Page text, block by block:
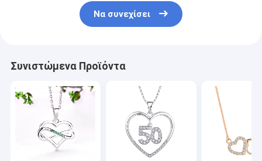
Να συνεχίσει
Συνιστώμενα Προϊόντα